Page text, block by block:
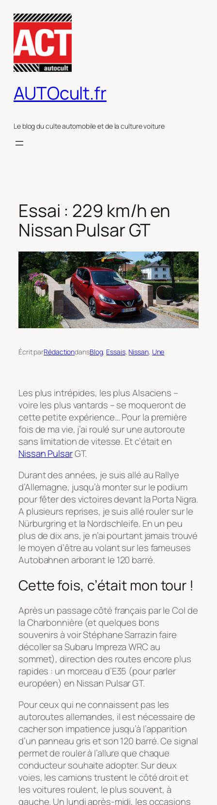
contenu
AUTOcult.fr
Le blog du culte automobile et de la culture voiture
Essai : 229 km/h en
Nissan Pulsar GT
Écrit parRédactiondansBlog, Essais, Nissan, Une
Les plus intrépides, les plus Alsaciens –
voire les plus vantards – se moqueront de
cette petite expérience… Pour la première
fois de ma vie, j’ai roulé sur une autoroute
sans limitation de vitesse. Et c’était en
Nissan PulsarGT.
Durant des années, je suis allé au Rallye
d’Allemagne, jusqu’à monter sur le podium
pour fêter des victoires devant la Porta Nigra.
A plusieurs reprises, je suis allé rouler sur le
Nürburgring et la Nordschleife. En un peu
plus de dix ans, je n’ai pourtant jamais trouvé
le moyen d’être au volant sur les fameuses
Autobahnen arborant le 120 barré.
Cette fois, c’était mon tour !
Après un passage côté français par le Col de
la Charbonnière (et quelques bons
souvenirs à voir Stéphane Sarrazin faire
décoller sa Subaru Impreza WRC au
sommet), direction des routes encore plus
rapides : un morceau d’E35 (pour parler
européen) en Nissan Pulsar GT.
Pour ceux qui ne connaissent pas les
autoroutes allemandes, il est nécessaire de
cacher son impatience jusqu’à l’apparition
d’un panneau gris et son 120 barré. Ce signal
permet de rouler à l’allure que chaque
conducteur souhaite adopter. Sur deux
voies, les camions trustent le côté droit et
les voitures roulent, le plus souvent, à
gauche. Un lundi après-midi, les occasions